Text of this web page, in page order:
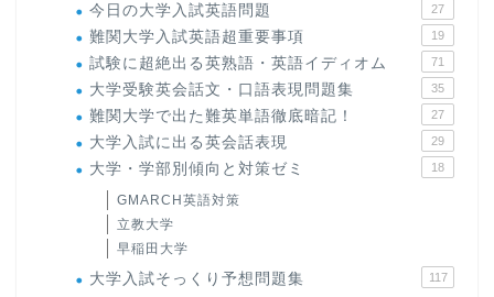
今日の大学入試英語問題 27
難関大学入試英語超重要事項 19
試験に超絶出る英熟語・英語イディオム 71
大学受験英会話文・口語表現問題集 35
難関大学で出た難英単語徹底暗記！ 27
大学入試に出る英会話表現 29
大学・学部別傾向と対策ゼミ 18
GMARCH英語対策
立教大学
早稲田大学
大学入試そっくり予想問題集 117